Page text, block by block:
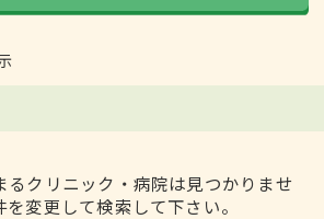
るクリニック・病院は見つかりませ
変更して検索して下さい。